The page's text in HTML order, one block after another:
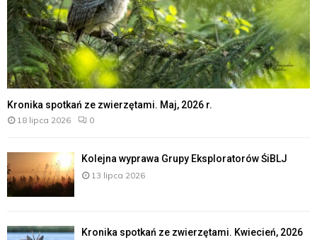
Kronika spotkań ze zwierzętami. Maj, 2026 r.
18 lipca 2026 0
Kolejna wyprawa Grupy Eksploratorów ŚiBLJ
13 lipca 2026
Kronika spotkań ze zwierzętami. Kwiecień, 2026